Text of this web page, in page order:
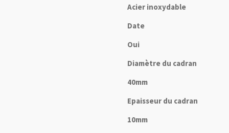
Acier inoxydable
Date
Oui
Diamètre du cadran
40mm
Epaisseur du cadran
10mm